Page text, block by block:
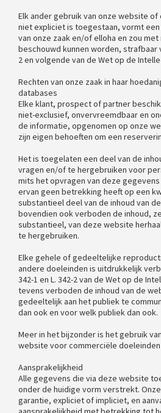
Elk ander gebruik van onze website
niet expliciet is toegestaan, vormt
van onze zaak en/of elloha en zou
beschouwd kunnen worden, strafbaar
2 en volgende van de Wet op de
Rechten van onze zaak in haar
databases
Elke klant, prospect of partner
niet-exclusief, onvervreemdbaar en
de informatie, opgenomen op onze
zijn eigen behoeften om een
Het is toegelaten een deel van de
vragen en/of te hergebruiken voor
mits het opvragen van deze
ervan geen betrekking heeft op een
substantieel deel van de inhoud van
bovendien ook verboden de inhoud,
substantieel, van deze website
te hergebruiken.
Elke gehele of gedeeltelijke
andere doeleinden is uitdrukkelijk
342-1 en L. 342-2 van de Wet op de
tevens verboden de inhoud van de
gedeeltelijk aan het publiek te
dan ook en voor welk publiek dan ook.
Meer in het bijzonder is het gebruik
website voor commerciële
Aansprakelijkheid
Alle gegevens die via deze website
onder de huidige vorm verstrekt.
garantie, expliciet of impliciet, en